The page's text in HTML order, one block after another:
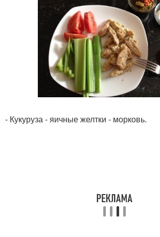
- Кукуруза - яичные желтки - морковь.